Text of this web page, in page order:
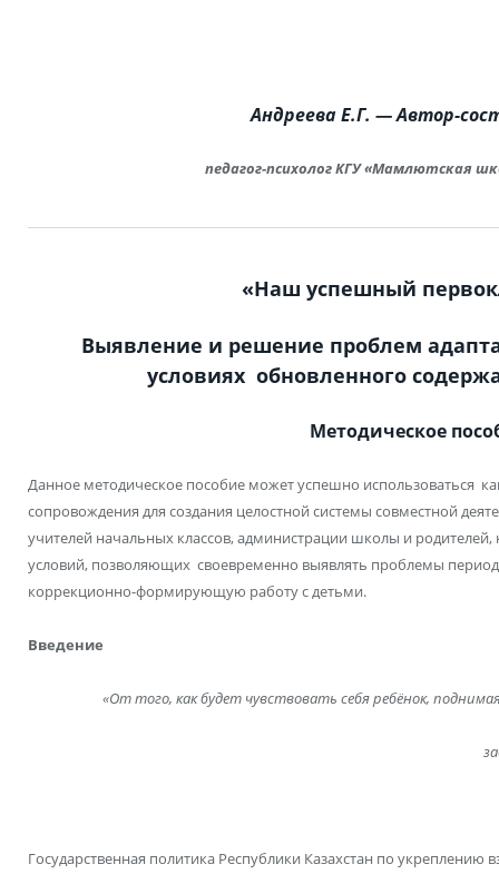
Андреева Е.Г. —Автор-
педагог-психологКГУ «Мамлютская
«Наш успешный
Выявление и решение проблем
условиях обновленного
Методическое
Данное методическое пособие может успешно использоваться
сопровождения для создания целостной системы совместной
учителей начальных классов, администрации школы и
условий, позволяющих своевременно выявлять проблемы
коррекционно-формирующую работу с детьми.
Введение
«От того, как будет чувствовать себя ребёнок,
Государственная политика Республики Казахстан по